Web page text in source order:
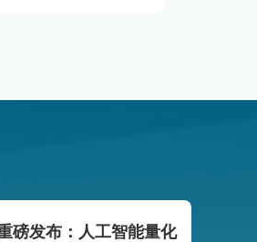
磅发布：人工智能量化